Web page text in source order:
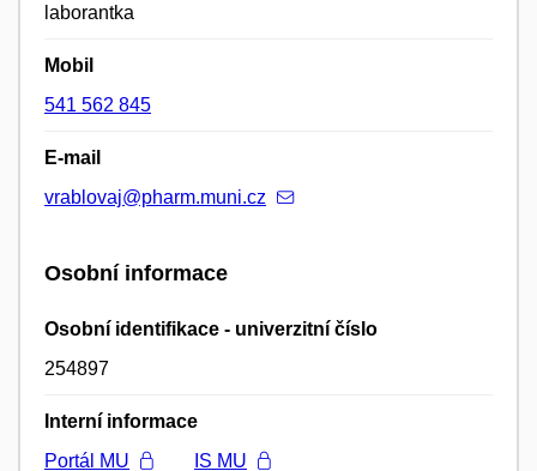
laborantka
Mobil
541 562 845
E-mail
vrablovaj@pharm.muni.cz
Osobní informace
Osobní identifikace - univerzitní číslo
254897
Interní informace
Portál MU
IS MU